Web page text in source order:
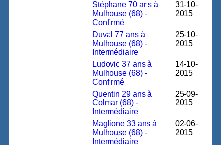
Stéphane 70 ans à
Mulhouse (68) -
Confirmé
31-10-
2015
Duval 77 ans à
Mulhouse (68) -
Intermédiaire
25-10-
2015
Ludovic 37 ans à
Mulhouse (68) -
Confirmé
14-10-
2015
Quentin 29 ans à
Colmar (68) -
Intermédiaire
25-09-
2015
Maglione 33 ans à
Mulhouse (68) -
Intermédiaire
02-06-
2015